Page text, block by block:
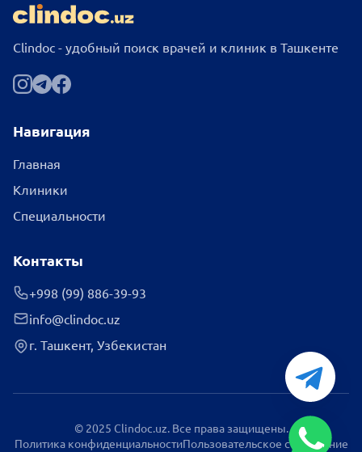
Clindoc - удобный поиск врачей и клиник в Ташкенте
Навигация
Главная
Клиники
Специальности
Контакты
+998 (99) 886-39-93
info@clindoc.uz
г. Ташкент, Узбекистан
© 2025 Clindoc.uz. Все права защищены.
Политика конфиденциальностиПользовательское соглашение